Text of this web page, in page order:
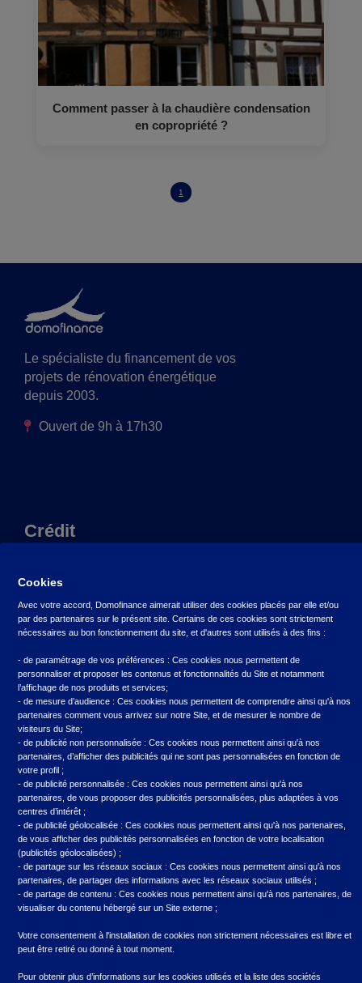
Comment passer à la chaudière condensation
en copropriété ?
1
Le spécialiste du financement de vos
projets de rénovation énergétique
depuis 2003.
Ouvert de 9h à 17h30
Crédit
Crédit véhicule vert
Ressources
Qui sommes-nous
Démarches en ligne
Actualités
Assurance emprunteur
Alerte éthique
Lexique du crédit
Cookies
Avec votre accord, Domofinance aimerait utiliser des cookies placés par elle et/ou
par des partenaires sur le présent site. Certains de ces cookies sont strictement
nécessaires au bon fonctionnement du site, et d'autres sont utilisés à des fins :
- de paramétrage de vos préférences : Ces cookies nous permettent de
personnaliser et proposer les contenus et fonctionnalités du Site et notamment
l’affichage de nos produits et services;
- de mesure d’audience : Ces cookies nous permettent de comprendre ainsi qu'à nos
partenaires comment vous arrivez sur notre Site, et de mesurer le nombre de
visiteurs du Site;
- de publicité non personnalisée : Ces cookies nous permettent ainsi qu'à nos
partenaires, d’afficher des publicités qui ne sont pas personnalisées en fonction de
votre profil ;
- de publicité personnalisée : Ces cookies nous permettent ainsi qu'à nos
partenaires, de vous proposer des publicités personnalisées, plus adaptées à vos
centres d’intérêt ;
- de publicité géolocalisée : Ces cookies nous permettent ainsi qu'à nos partenaires,
de vous afficher des publicités personnalisées en fonction de votre localisation
(publicités géolocalisées) ;
- de partage sur les réseaux sociaux : Ces cookies nous permettent ainsi qu'à nos
partenaires, de partager des informations avec les réseaux sociaux utilisés ;
- de partage de contenu : Ces cookies nous permettent ainsi qu'à nos partenaires, de
visualiser du contenu hébergé sur un Site externe ;
Votre consentement à l'installation de cookies non strictement nécessaires est libre et
peut être retiré ou donné à tout moment.
Pour obtenir plus d’informations sur les cookies utilisés et la liste des sociétés